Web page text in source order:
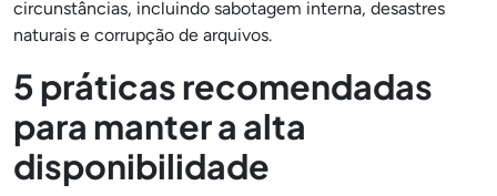
circunstâncias, incluindo sabotagem interna, desastres
naturais e corrupção de arquivos.
5 práticas recomendadas
para manter a alta
disponibilidade